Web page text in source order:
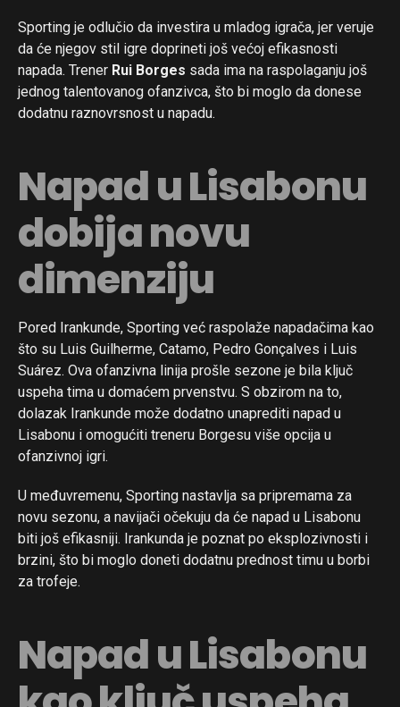
Sporting je odlučio da investira u mladog igrača, jer veruje
da će njegov stil igre doprineti još većoj efikasnosti
napada. Trener Rui Borges sada ima na raspolaganju još
jednog talentovanog ofanzivca, što bi moglo da donese
dodatnu raznovrsnost u napadu.
Napad u Lisabonu
dobija novu
dimenziju
Pored Irankunde, Sporting već raspolaže napadačima kao
što su Luis Guilherme, Catamo, Pedro Gonçalves i Luis
Suárez. Ova ofanzivna linija prošle sezone je bila ključ
uspeha tima u domaćem prvenstvu. S obzirom na to,
dolazak Irankunde može dodatno unaprediti napad u
Lisabonu i omogućiti treneru Borgesu više opcija u
ofanzivnoj igri.
U međuvremenu, Sporting nastavlja sa pripremama za
novu sezonu, a navijači očekuju da će napad u Lisabonu
biti još efikasniji. Irankunda je poznat po eksplozivnosti i
brzini, što bi moglo doneti dodatnu prednost timu u borbi
za trofeje.
Napad u Lisabonu